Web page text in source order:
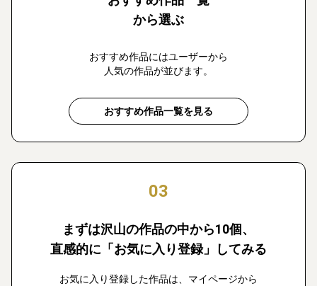
から選ぶ
おすすめ作品にはユーザーから
人気の作品が並びます。
おすすめ作品一覧を見る
03
まずは沢山の作品の中から10個、
直感的に「お気に入り登録」してみる
お気に入り登録した作品は、マイページから